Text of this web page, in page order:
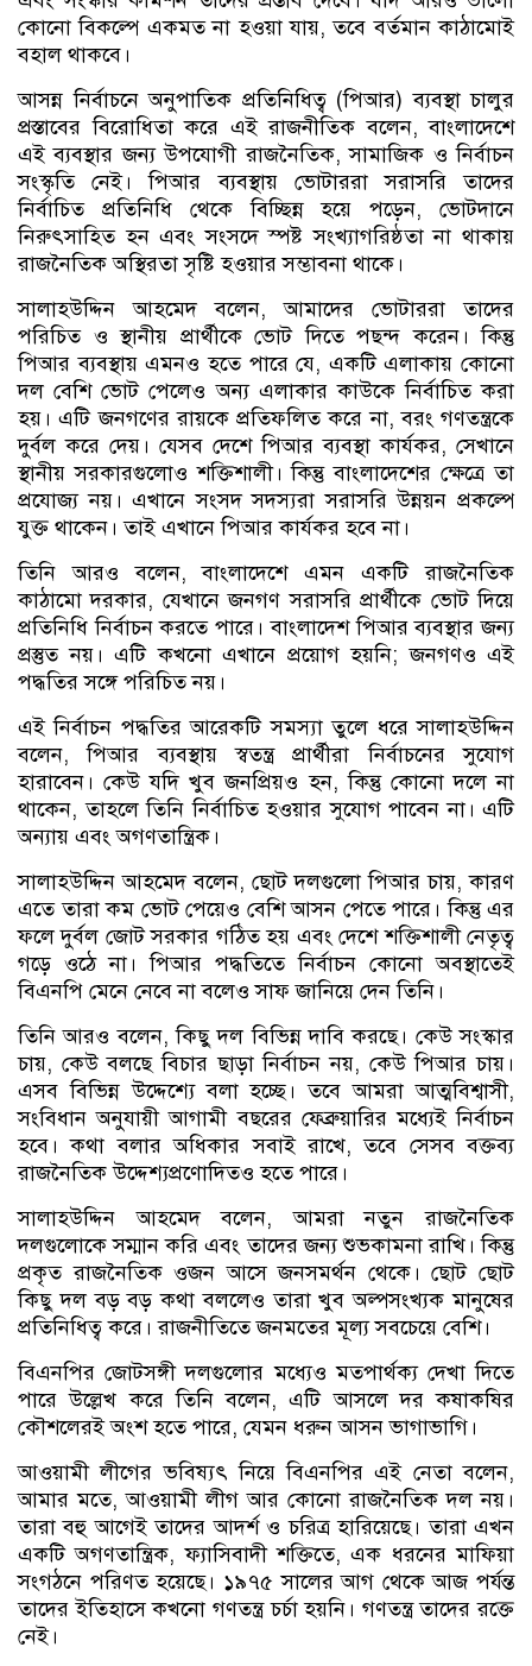
কোনো বিকল্পে একমত না হওয়া যায়, তবে বর্তমান কাঠামোই
বহাল থাকবে।
আসন্ন নির্বাচনে অনুপাতিক প্রতিনিধিত্ব (পিআর) ব্যবস্থা চালুর
প্রস্তাবের বিরোধিতা করে এই রাজনীতিক বলেন, বাংলাদেশে
এই ব্যবস্থার জন্য উপযোগী রাজনৈতিক, সামাজিক ও নির্বাচন
সংস্কৃতি নেই। পিআর ব্যবস্থায় ভোটাররা সরাসরি তাদের
নির্বাচিত প্রতিনিধি থেকে বিচ্ছিন্ন হয়ে পড়েন, ভোটদানে
নিরুৎসাহিত হন এবং সংসদে স্পষ্ট সংখ্যাগরিষ্ঠতা না থাকায়
রাজনৈতিক অস্থিরতা সৃষ্টি হওয়ার সম্ভাবনা থাকে।
সালাহউদ্দিন আহমেদ বলেন, আমাদের ভোটাররা তাদের
পরিচিত ও স্থানীয় প্রার্থীকে ভোট দিতে পছন্দ করেন। কিন্তু
পিআর ব্যবস্থায় এমনও হতে পারে যে, একটি এলাকায় কোনো
দল বেশি ভোট পেলেও অন্য এলাকার কাউকে নির্বাচিত করা
হয়। এটি জনগণের রায়কে প্রতিফলিত করে না, বরং গণতন্ত্রকে
দুর্বল করে দেয়। যেসব দেশে পিআর ব্যবস্থা কার্যকর, সেখানে
স্থানীয় সরকারগুলোও শক্তিশালী। কিন্তু বাংলাদেশের ক্ষেত্রে তা
প্রযোজ্য নয়। এখানে সংসদ সদস্যরা সরাসরি উন্নয়ন প্রকল্পে
যুক্ত থাকেন। তাই এখানে পিআর কার্যকর হবে না।
তিনি আরও বলেন, বাংলাদেশে এমন একটি রাজনৈতিক
কাঠামো দরকার, যেখানে জনগণ সরাসরি প্রার্থীকে ভোট দিয়ে
প্রতিনিধি নির্বাচন করতে পারে। বাংলাদেশ পিআর ব্যবস্থার জন্য
প্রস্তুত নয়। এটি কখনো এখানে প্রয়োগ হয়নি; জনগণও এই
পদ্ধতির সঙ্গে পরিচিত নয়।
এই নির্বাচন পদ্ধতির আরেকটি সমস্যা তুলে ধরে সালাহউদ্দিন
বলেন, পিআর ব্যবস্থায় স্বতন্ত্র প্রার্থীরা নির্বাচনের সুযোগ
হারাবেন। কেউ যদি খুব জনপ্রিয়ও হন, কিন্তু কোনো দলে না
থাকেন, তাহলে তিনি নির্বাচিত হওয়ার সুযোগ পাবেন না। এটি
অন্যায় এবং অগণতান্ত্রিক।
সালাহউদ্দিন আহমেদ বলেন, ছোট দলগুলো পিআর চায়, কারণ
এতে তারা কম ভোট পেয়েও বেশি আসন পেতে পারে। কিন্তু এর
ফলে দুর্বল জোট সরকার গঠিত হয় এবং দেশে শক্তিশালী নেতৃত্ব
গড়ে ওঠে না। পিআর পদ্ধতিতে নির্বাচন কোনো অবস্থাতেই
বিএনপি মেনে নেবে না বলেও সাফ জানিয়ে দেন তিনি।
তিনি আরও বলেন, কিছু দল বিভিন্ন দাবি করছে। কেউ সংস্কার
চায়, কেউ বলছে বিচার ছাড়া নির্বাচন নয়, কেউ পিআর চায়।
এসব বিভিন্ন উদ্দেশ্যে বলা হচ্ছে। তবে আমরা আত্মবিশ্বাসী,
সংবিধান অনুযায়ী আগামী বছরের ফেব্রুয়ারির মধ্যেই নির্বাচন
হবে। কথা বলার অধিকার সবাই রাখে, তবে সেসব বক্তব্য
রাজনৈতিক উদ্দেশ্যপ্রণোদিতও হতে পারে।
সালাহউদ্দিন আহমেদ বলেন, আমরা নতুন রাজনৈতিক
দলগুলোকে সম্মান করি এবং তাদের জন্য শুভকামনা রাখি। কিন্তু
প্রকৃত রাজনৈতিক ওজন আসে জনসমর্থন থেকে। ছোট ছোট
কিছু দল বড় বড় কথা বললেও তারা খুব অল্পসংখ্যক মানুষের
প্রতিনিধিত্ব করে। রাজনীতিতে জনমতের মূল্য সবচেয়ে বেশি।
বিএনপির জোটসঙ্গী দলগুলোর মধ্যেও মতপার্থক্য দেখা দিতে
পারে উল্লেখ করে তিনি বলেন, এটি আসলে দর কষাকষির
কৌশলেরই অংশ হতে পারে, যেমন ধরুন আসন ভাগাভাগি।
আওয়ামী লীগের ভবিষ্যৎ নিয়ে বিএনপির এই নেতা বলেন,
আমার মতে, আওয়ামী লীগ আর কোনো রাজনৈতিক দল নয়।
তারা বহু আগেই তাদের আদর্শ ও চরিত্র হারিয়েছে। তারা এখন
একটি অগণতান্ত্রিক, ফ্যাসিবাদী শক্তিতে, এক ধরনের মাফিয়া
সংগঠনে পরিণত হয়েছে। ১৯৭৫ সালের আগ থেকে আজ পর্যন্ত
তাদের ইতিহাসে কখনো গণতন্ত্র চর্চা হয়নি। গণতন্ত্র তাদের রক্তে
নেই।